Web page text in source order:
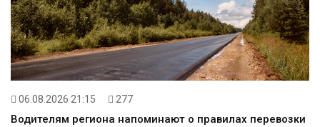
06.08.2026 21:15 277
Водителям региона напоминают о правилах перевозки